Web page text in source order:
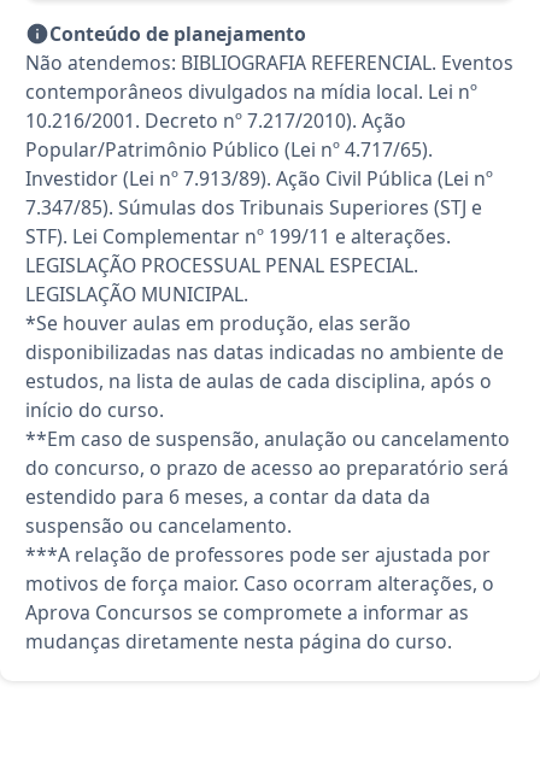
Conteúdo de planejamento
Não atendemos: BIBLIOGRAFIA REFERENCIAL. Eventos
contemporâneos divulgados na mídia local. Lei nº
10.216/2001. Decreto nº 7.217/2010). Ação
Popular/Patrimônio Público (Lei nº 4.717/65).
Investidor (Lei nº 7.913/89). Ação Civil Pública (Lei nº
7.347/85). Súmulas dos Tribunais Superiores (STJ e
STF). Lei Complementar nº 199/11 e alterações.
LEGISLAÇÃO PROCESSUAL PENAL ESPECIAL.
LEGISLAÇÃO MUNICIPAL.
*Se houver aulas em produção, elas serão
disponibilizadas nas datas indicadas no ambiente de
estudos, na lista de aulas de cada disciplina, após o
início do curso.
**Em caso de suspensão, anulação ou cancelamento
do concurso, o prazo de acesso ao preparatório será
estendido para 6 meses, a contar da data da
suspensão ou cancelamento.
***A relação de professores pode ser ajustada por
motivos de força maior. Caso ocorram alterações, o
Aprova Concursos se compromete a informar as
mudanças diretamente nesta página do curso.